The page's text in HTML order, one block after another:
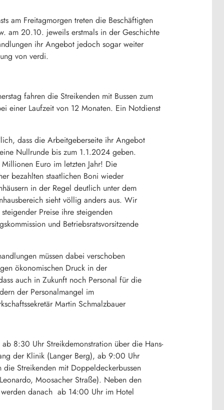
am Freitagmorgen treten die Beschäftigten
am 20.10. jeweils erstmals in der Geschichte
ihr Angebot jedoch sogar weiter
von verdi.
fahren die Streikenden mit Bussen zum
einer Laufzeit von 12 Monaten. Ein Notdienst
dass die Arbeitgeberseite ihr Angebot
Nullrunde bis zum 1.1.2024 geben.
Euro im letzten Jahr! Die
bezahlten staatlichen Boni wieder
in der Regel deutlich unter dem
sieht völlig anders aus. Wir
Preise ihre steigenden
und Betriebsratsvorsitzende
müssen dabei verschoben
ökonomischen Druck in der
auch in Zukunft noch Personal für die
der Personalmangel im
Martin Schmalzbauer
8:30 Uhr Streikdemonstration über die Hans-
der Klinik (Langer Berg), ab 9:00 Uhr
Streikenden mit Doppeldeckerbussen
Moosacher Straße). Neben den
werden danach ab 14:00 Uhr im Hotel